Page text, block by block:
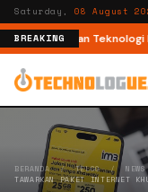
Saturday,08 August
BREAKING
Load dengan Teknologi
BERANDA/TELCO/NEWS
TAWARKAN PAKET INTERNET